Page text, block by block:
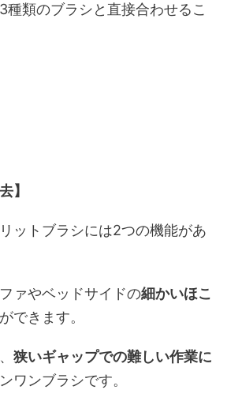
種類のブラシと直接合わせるこ
】
ットブラシには2つの機能があ
ァやベッドサイドの細かいほこ
できます。
狭いギャップでの難しい作業に
ワンブラシです。